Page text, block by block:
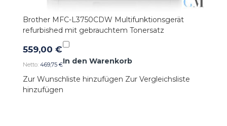
Brother MFC-L3750CDW Multifunktionsgerät
refurbished mit gebrauchtem Tonersatz
559,00 €
469,75 €In den Warenkorb
Zur Wunschliste hinzufügen Zur Vergleichsliste
hinzufügen